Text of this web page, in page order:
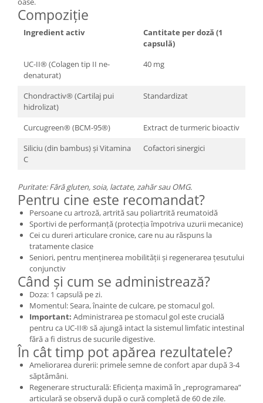
Compoziție
Ingredient activ
Cantitate per doză (1
capsulă)
UC-II® (Colagen tip II ne-
denaturat)
40 mg
Chondractiv® (Cartilaj pui
hidrolizat)
Standardizat
Curcugreen® (BCM-95®)
Extract de turmeric bioactiv
Siliciu (din bambus) și Vitamina
C
Cofactori sinergici
Puritate: Fără gluten, soia, lactate, zahăr sau OMG.
Pentru cine este recomandat?
Persoane cu artroză, artrită sau poliartrită reumatoidă
Sportivi de performanță (protecția împotriva uzurii mecanice)
Cei cu dureri articulare cronice, care nu au răspuns la
tratamente clasice
Seniori, pentru menținerea mobilității și regenerarea țesutului
conjunctiv
Când și cum se administrează?
Doza: 1 capsulă pe zi.
Momentul: Seara, înainte de culcare, pe stomacul gol.
Important: Administrarea pe stomacul gol este crucială
pentru ca UC-II® să ajungă intact la sistemul limfatic intestinal
fără a fi distrus de sucurile digestive.
În cât timp pot apărea rezultatele?
Ameliorarea durerii: primele semne de confort apar după 3-4
săptămâni.
Regenerare structurală: Eficiența maximă în „reprogramarea”
articulară se observă după o cură completă de 60 de zile.